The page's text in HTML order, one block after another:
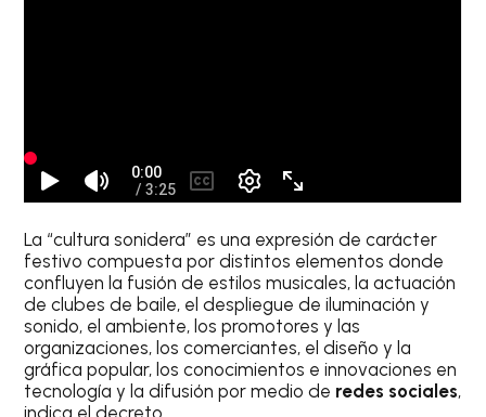
La “cultura sonidera” es una expresión de carácter
festivo compuesta por distintos elementos donde
confluyen la fusión de estilos musicales, la actuación
de clubes de baile, el despliegue de iluminación y
sonido, el ambiente, los promotores y las
organizaciones, los comerciantes, el diseño y la
gráfica popular, los conocimientos e innovaciones en
tecnología y la difusión por medio de redes sociales,
indica el decreto.